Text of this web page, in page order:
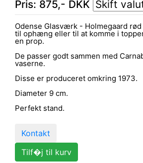
Pris: 875,- DKK
Odense Glasværk - Holmegaard
til ophæng eller til at komme i
en prop.
De passer godt sammen med
vaserne.
Disse er produceret omkring 1973.
Diameter 9 cm.
Perfekt stand.
Kontakt
Tilf�j til kurv